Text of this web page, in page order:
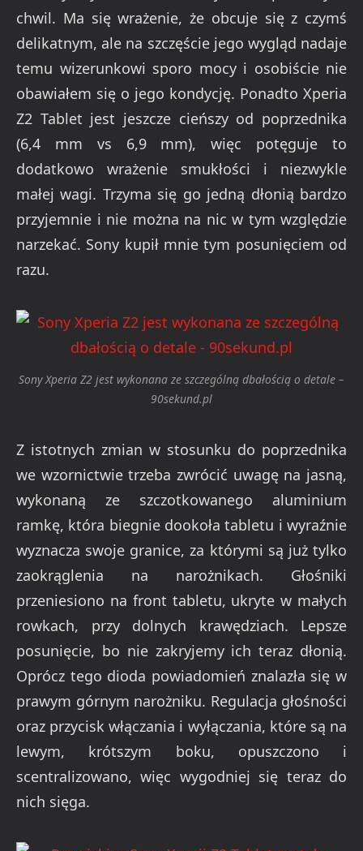
chwil. Ma się wrażenie, że obcuje się z czymś
delikatnym, ale na szczęście jego wygląd nadaje
temu wizerunkowi sporo mocy i osobiście nie
obawiałem się o jego kondycję. Ponadto Xperia
Z2 Tablet jest jeszcze cieńszy od poprzednika
(6,4 mm vs 6,9 mm), więc potęguje to
dodatkowo wrażenie smukłości i niezwykle
małej wagi. Trzyma się go jedną dłonią bardzo
przyjemnie i nie można na nic w tym względzie
narzekać. Sony kupił mnie tym posunięciem od
razu.
Sony Xperia Z2 jest wykonana ze szczególną dbałością o detale –
90sekund.pl
Z istotnych zmian w stosunku do poprzednika
we wzornictwie trzeba zwrócić uwagę na jasną,
wykonaną ze szczotkowanego aluminium
ramkę, która biegnie dookoła tabletu i wyraźnie
wyznacza swoje granice, za którymi są już tylko
zaokrąglenia na narożnikach. Głośniki
przeniesiono na front tabletu, ukryte w małych
rowkach, przy dolnych krawędziach. Lepsze
posunięcie, bo nie zakryjemy ich teraz dłonią.
Oprócz tego dioda powiadomień znalazła się w
prawym górnym narożniku. Regulacja głośności
oraz przycisk włączania i wyłączania, które są na
lewym, krótszym boku, opuszczono i
scentralizowano, więc wygodniej się teraz do
nich sięga.